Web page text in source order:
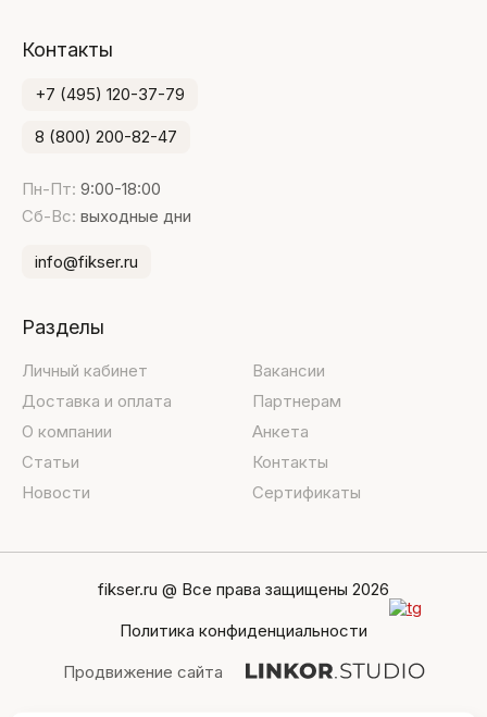
Контакты
+7 (495) 120-37-79
8 (800) 200-82-47
Пн-Пт: 9:00-18:00
Сб-Вс: выходные дни
info@fikser.ru
Разделы
Личный кабинет
Доставка и оплата
О компании
Статьи
Новости
Вакансии
Партнерам
Анкета
Контакты
Сертификаты
fikser.ru @ Все права защищены 2026
Политика конфиденциальности
Продвижение сайта